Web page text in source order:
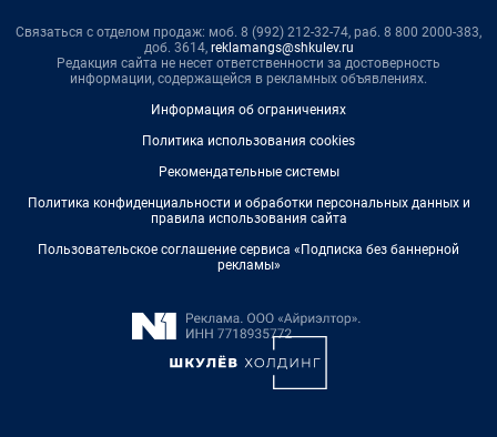
Связаться с отделом продаж: моб. 8 (992) 212-32-74, раб. 8 800 2000-383,
доб. 3614, reklamangs@shkulev.ru
Редакция сайта не несет ответственности за достоверность
информации, содержащейся в рекламных объявлениях.
Информация об ограничениях
Политика использования cookies
Рекомендательные системы
Политика конфиденциальности и обработки персональных данных и
правила использования сайта
Пользовательское соглашение сервиса «Подписка без баннерной
рекламы»